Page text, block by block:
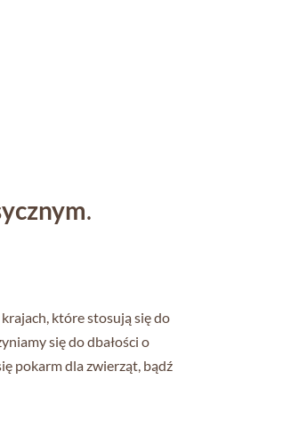
.
które stosują się do
się do dbałości o
pokarm dla zwierząt, bądź